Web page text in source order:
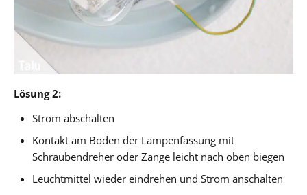
Lösung 2:
Strom abschalten
Kontakt am Boden der Lampenfassung mit
Schraubendreher oder Zange leicht nach oben biegen
Leuchtmittel wieder eindrehen und Strom anschalten